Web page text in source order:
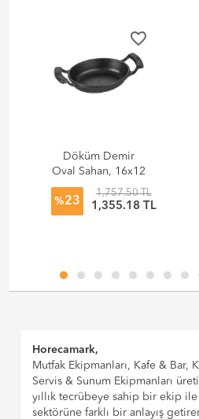
favorite_border
Döküm Demir
Oval Sahan, 16x12
Cm
%23
1,757.50 TL
1,355.18 TL
Horecamark,
Mutfak Ekipmanları, Kafe & Bar,
Servis & Sunum Ekipmanları
yıllık tecrübeye sahip bir ekip
sektörüne farklı bir anlayış